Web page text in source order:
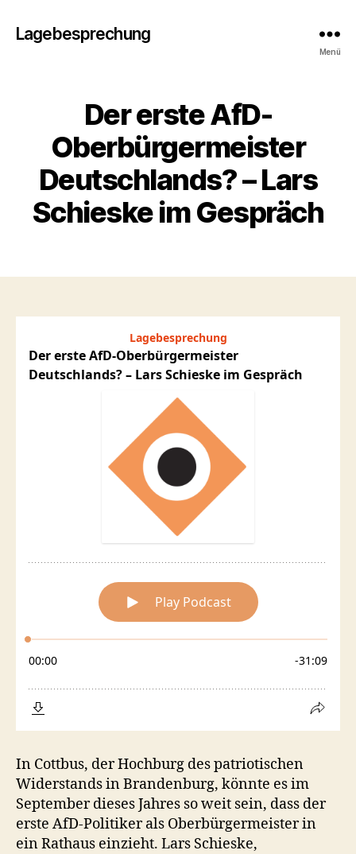
Lagebesprechung
Menü
Der erste AfD-
Oberbürgermeister
Deutschlands? – Lars
Schieske im Gespräch
In Cottbus, der Hochburg des patriotischen
Widerstands in Brandenburg, könnte es im
September dieses Jahres so weit sein, dass der
erste AfD-Politiker als Oberbürgermeister in
ein Rathaus einzieht. Lars Schieske,